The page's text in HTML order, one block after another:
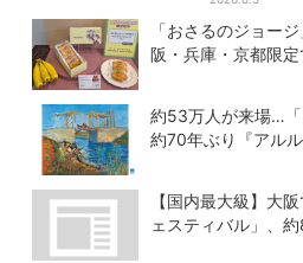
ンに騒然…フレーバーにも反
応
間
「おさるのジョー
阪・兵庫・京都限
約53万人が来場…「
約70年ぶり『アル
【国内最大級】大
ェスティバル」、